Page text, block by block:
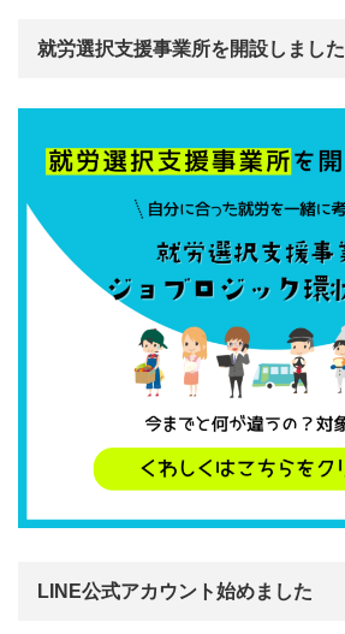
就労選択支援事業所を開設しました
LINE公式アカウント始めました